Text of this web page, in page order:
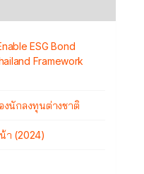
ESG Bond
Framework
งนักลงทุนต่างชาติ
า (2024)